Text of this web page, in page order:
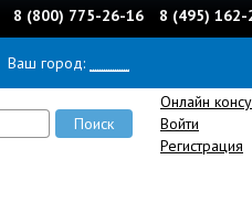
8 (800) 775-26-16 8 (495)
Ваш город:
Онлайн
Войти
Регистрация